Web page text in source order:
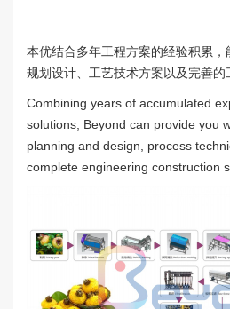
本优结合多年工程方案的经验积累
规划设计、工艺技术方案以及完善的
Combining years of accumulated
solutions, Beyond can provide you
planning and design, process
complete engineering construction